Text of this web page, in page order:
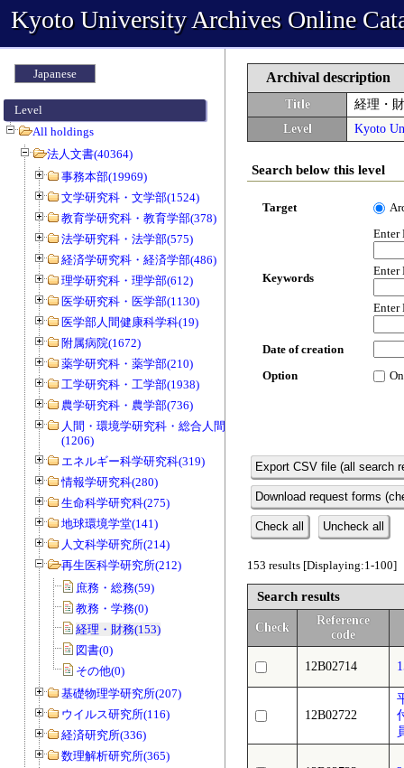
Kyoto University Archives Online
Japanese
Level
All holdings
法人文書(40364)
事務本部(19969)
文学研究科・文学部(1524)
教育学研究科・教育学部(378)
法学研究科・法学部(575)
経済学研究科・経済学部(486)
理学研究科・理学部(612)
医学研究科・医学部(1130)
医学部人間健康科学科(19)
附属病院(1672)
薬学研究科・薬学部(210)
工学研究科・工学部(1938)
農学研究科・農学部(736)
人間・環境学研究科・総合人間学部
(1206)
エネルギー科学研究科(319)
情報学研究科(280)
生命科学研究科(275)
地球環境学堂(141)
人文科学研究所(214)
再生医科学研究所(212)
庶務・総務(59)
教務・学務(0)
経理・財務(153)
図書(0)
その他(0)
基礎物理学研究所(207)
ウイルス研究所(116)
経済研究所(336)
数理解析研究所(365)
Archival description
Title
経理・
Level
Kyoto
Search below this level
Target
Keywords
Enter
Enter
Enter
Date of creation
Option
Export CSV file (all search
Download request forms
Check all Uncheck all
153 results [Displaying:1-100]
Search results
Check
Reference
code
12B02714
12B02722